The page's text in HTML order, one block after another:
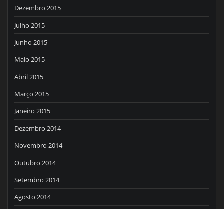
Dezembro 2015
Julho 2015
Junho 2015
Maio 2015
Abril 2015
Março 2015
Janeiro 2015
Dezembro 2014
Novembro 2014
Outubro 2014
Setembro 2014
Agosto 2014